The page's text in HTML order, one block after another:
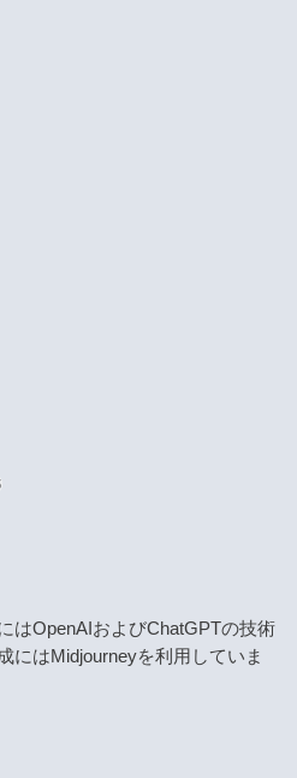
はOpenAIおよびChatGPTの技術
にはMidjourneyを利用していま